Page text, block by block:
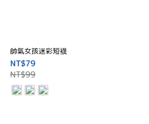
帥氣女孩迷彩短襪
NT$79
NT$99